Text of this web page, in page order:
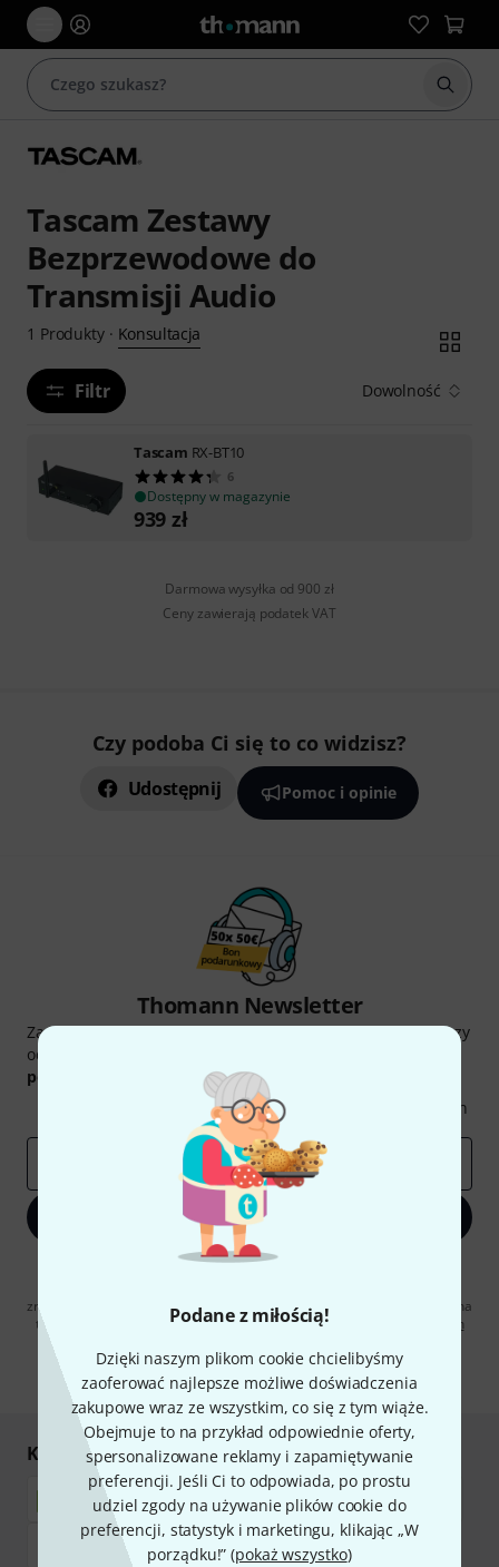
Podane z miłością!
Dzięki naszym plikom cookie chcielibyśmy
zaoferować najlepsze możliwe doświadczenia
zakupowe wraz ze wszystkim, co się z tym wiąże.
Obejmuje to na przykład odpowiednie oferty,
spersonalizowane reklamy i zapamiętywanie
preferencji. Jeśli Ci to odpowiada, po prostu
udziel zgody na używanie plików cookie do
preferencji, statystyk i marketingu, klikając „W
porządku!” (pokaż wszystko)
Tascam Zestawy
Bezprzewodowe do
Transmisji Audio
1 Produkty· Konsultacja
Filtr Dowolność
Tascam RX-BT10
6
Dostępny w magazynie
939 zł
Darmowa wysyłka od 900 zł
Ceny zawierają podatek VAT
Czy podoba Ci się to co widzisz?
Udostępnij Pomoc i opinie
Thomann Newsletter
Zapisz się do Thomann Newsletter w języku polskim, a przy
odrobinie szczęścia możesz wygrać jeden z
podarunkowych
50 €!
Oferty Spostrzeżenia Thomann
Zapisz się teraz
zrezygnować z subskrypcji w dowolnym momencie. Więcej informacji na
temat newslettera można znaleźć w naszychwytycznych dotyczących
* Wymagany
Kupuj i płać bezpiecznie